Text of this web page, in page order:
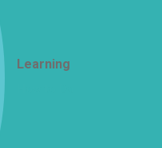
Learning